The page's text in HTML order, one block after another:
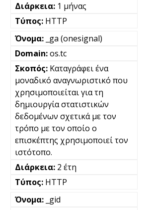
1 μήνας
HTTP
_ga (onesignal)
os.tc
Καταγράφει ένα
μοναδικό αναγνωριστικό που
χρησιμοποιείται για τη
δημιουργία στατιστικών
δεδομένων σχετικά με τον
τρόπο με τον οποίο ο
επισκέπτης χρησιμοποιεί τον
ιστότοπο.
2 έτη
HTTP
_gid